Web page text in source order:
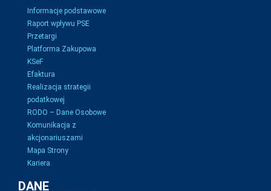
Informacje podstawowe
Raport wpływu PSE
Przetargi
Platforma Zakupowa
KSeF
Efaktura
Realizacja strategii
podatkowej
RODO – Dane Osobowe
Komunikacja z
akcjonariuszami
Mapa Strony
Kariera
DANE